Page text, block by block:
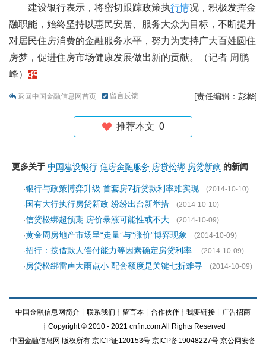
建设银行表示，将密切跟踪政策执行情况，积极发挥金
融职能，始终坚持以惠民安居、服务大众为目标，不断提升
对居民住房消费的金融服务水平，努力为支持广大百姓圆住
房梦，促进住房市场健康发展做出新的贡献。（记者 周鹏
峰）
返回中国金融信息网首页 留言反馈 [责任编辑：彭桦]
推荐本文 0
更多关于 中国建设银行 住房金融服务 房贷松绑 房贷新政 的新闻
·银行与政策博弈升级 首套房7折贷款利率难实现
(2014-10-10)
·国有大行执行房贷新政 纷纷出台新举措
(2014-10-10)
·信贷松绑超预期 房价暴涨可能性或不大
(2014-10-09)
·黄金周房地产市场呈“走量”与“涨价”博弈现象
(2014-10-09)
·招行：按借款人偿付能力等因素确定房贷利率
(2014-10-09)
· 房贷松绑雷声大雨点小 配套额度是关键七折难寻 (2014-10-09)
中国金融信息网简介 ┊ 联系我们 ┊ 留言本 ┊ 合作伙伴 ┊ 我要链接 ┊ 广告招商
┊Copyright © 2010 - 2021 cnfin.com All Rights Reserved
中国金融信息网 版权所有 京ICP证120153号 京ICP备19048227号 京公网安备